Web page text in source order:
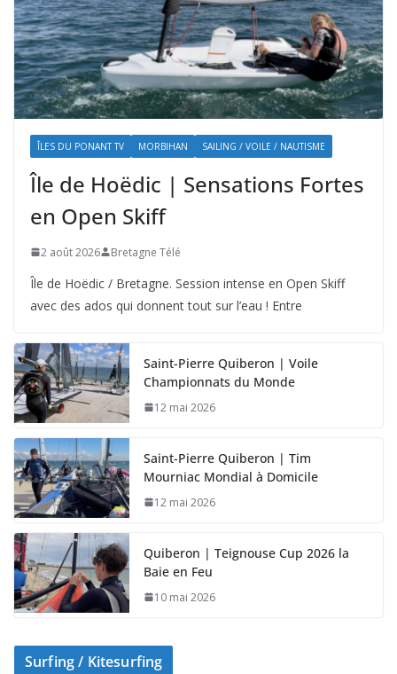
ÎLES DU PONANT TV MORBIHAN SAILING / VOILE / NAUTISME
Île de Hoëdic | Sensations Fortes
en Open Skiff
2 août 2026 Bretagne Télé
Île de Hoëdic / Bretagne. Session intense en Open Skiff
avec des ados qui donnent tout sur l’eau ! Entre
Saint-Pierre Quiberon | Voile
Championnats du Monde
12 mai 2026
Saint-Pierre Quiberon | Tim
Mourniac Mondial à Domicile
12 mai 2026
Quiberon | Teignouse Cup 2026 la
Baie en Feu
10 mai 2026
Surfing / Kitesurfing